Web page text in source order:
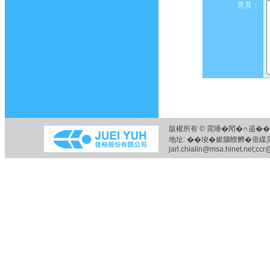
意見：
版權所有 © 雿唾�閗�∩遢
地址: ��埈�㛖腦蝡孵�烾